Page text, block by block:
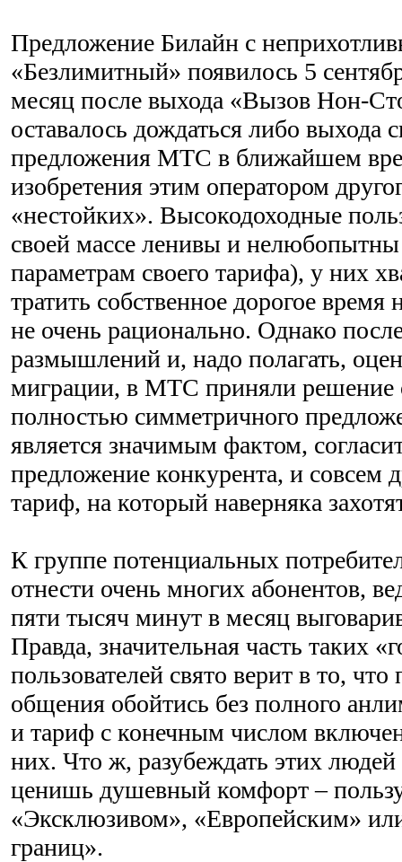
Предложение Билайн с
«Безлимитный» появилось 5
месяц после выхода «Вызов Нон-
оставалось дождаться либо выхода
предложения МТС в ближайшем
изобретения этим оператором
«нестойких». Высокодоходные
своей массе ленивы и
параметрам своего тарифа), у них
тратить собственное дорогое время
не очень рационально. Однако
размышлений и, надо полагать,
миграции, в МТС приняли решение
полностью симметричного
является значимым фактом,
предложение конкурента, и совсем
тариф, на который наверняка
К группе потенциальных
отнести очень многих абонентов,
пяти тысяч минут в месяц
Правда, значительная часть таких
пользователей свято верит в то,
общения обойтись без полного
и тариф с конечным числом
них. Что ж, разубеждать этих людей
ценишь душевный комфорт –
«Эксклюзивом», «Европейским»
границ».